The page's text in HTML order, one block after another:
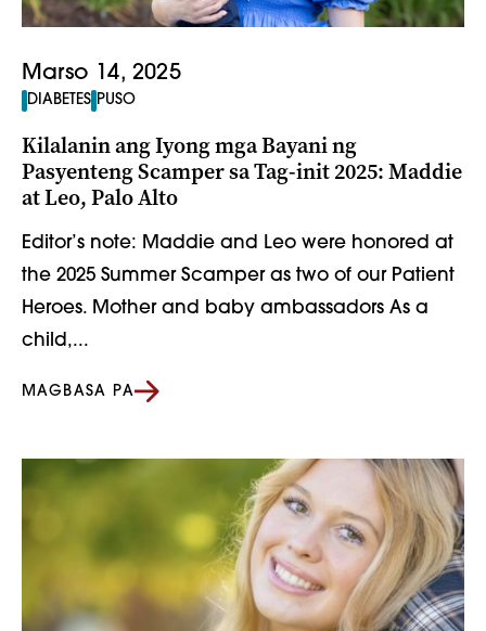
Marso 14, 2025
DIABETES PUSO
Kilalanin ang Iyong mga Bayani ng
Pasyenteng Scamper sa Tag-init 2025: Maddie
at Leo, Palo Alto
Editor’s note: Maddie and Leo were honored at
the 2025 Summer Scamper as two of our Patient
Heroes. Mother and baby ambassadors As a
child,...
MAGBASA PA